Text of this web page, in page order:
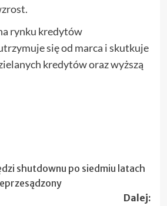
rynku kredytów
się od marca i skutkuje
kredytów oraz wyższą
shutdownu po siedmiu latach
Dalej: